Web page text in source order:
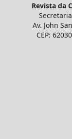
Revista da
Av. John
CEP: